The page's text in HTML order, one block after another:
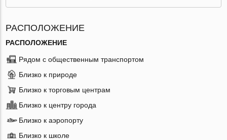
РАСПОЛОЖЕНИЕ
РАСПОЛОЖЕНИЕ
Рядом с общественным транспортом
Близко к природе
Близко к торговым центрам
Близко к центру города
Близко к аэропорту
Близко к школе